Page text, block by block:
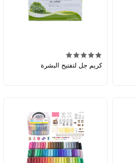
كريم جل لتفتيح البشرة